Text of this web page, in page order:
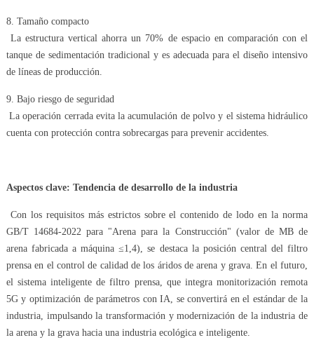
8. Tamaño compacto
La estructura vertical ahorra un 70% de espacio en comparación con el
tanque de sedimentación tradicional y es adecuada para el diseño intensivo
de líneas de producción.
9. Bajo riesgo de seguridad
La operación cerrada evita la acumulación de polvo y el sistema hidráulico
cuenta con protección contra sobrecargas para prevenir accidentes.
Aspectos clave: Tendencia de desarrollo de la industria
Con los requisitos más estrictos sobre el contenido de lodo en la norma
GB/T 14684-2022 para "Arena para la Construcción" (valor de MB de
arena fabricada a máquina ≤1,4), se destaca la posición central del filtro
prensa en el control de calidad de los áridos de arena y grava. En el futuro,
el sistema inteligente de filtro prensa, que integra monitorización remota
5G y optimización de parámetros con IA, se convertirá en el estándar de la
industria, impulsando la transformación y modernización de la industria de
la arena y la grava hacia una industria ecológica e inteligente.